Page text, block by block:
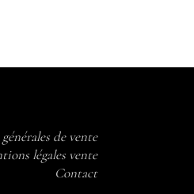
de vente
légales vente
Contact